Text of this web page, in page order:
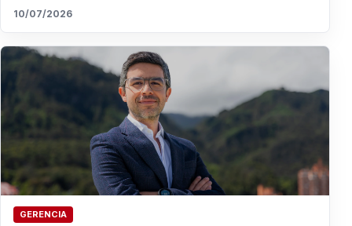
10/07/2026
GERENCIA